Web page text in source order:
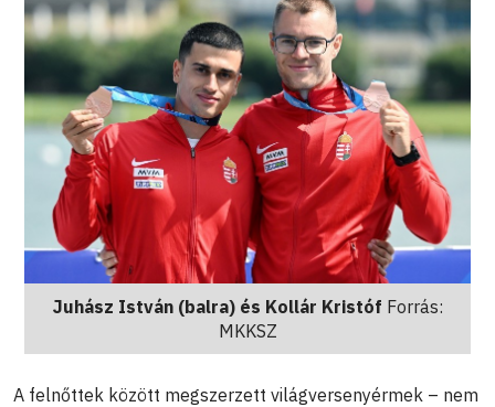
Juhász István (balra) és Kollár Kristóf Forrás:
MKKSZ
A felnőttek között megszerzett világversenyérmek – nem